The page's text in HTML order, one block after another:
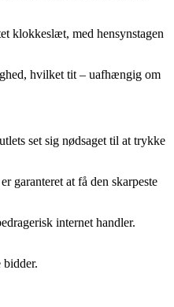
klokkeslæt, med hensynstagen
hvilket tit – uafhængig om
set sig nødsaget til at trykke
garanteret at få den skarpeste
internet handler.